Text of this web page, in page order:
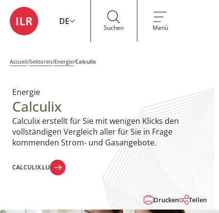
DE
Suchen Menü
Accueil/Sektoren/Energie/Calculix
Energie
Calculix
Calculix erstellt für Sie mit wenigen Klicks den
vollständigen Vergleich aller für Sie in Frage
kommenden Strom- und Gasangebote.
CALCULIX.LU
Drucken Teilen